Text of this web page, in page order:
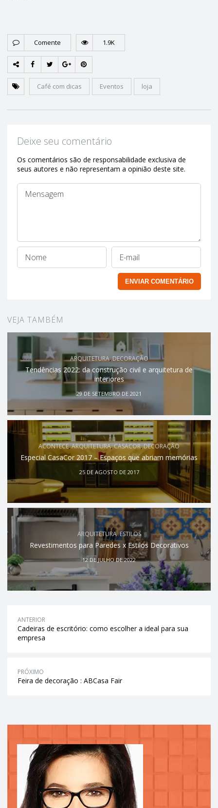
Comente 1.9K
Café com dicas Eventos loja
Deixe seu comentário
Os comentários são de responsabilidade exclusiva de
seus autores e não representam a opinião deste site.
VEJA TAMBÉM
ARQUITETURA,DECORAÇÃO
Tendências 2022: da construção civil e arquitetura de
interiores
29 DE SETEMBRO DE 2021
ACONTECE,ARQUITETURA,CASACOR,DECORAÇÃO
Especial CasaCor 2017 – Espaços que abriam memórias
25 DE AGOSTO DE 2017
ARQUITETURA,ESTILOS
Revestimentos para Paredes x Estilos Decorativos
12 DE JULHO DE 2022
ANTERIOR
Cadeiras de escritório: como escolher a ideal para sua
empresa
PRÓXIMO
Feira de decoração : ABCasa Fair